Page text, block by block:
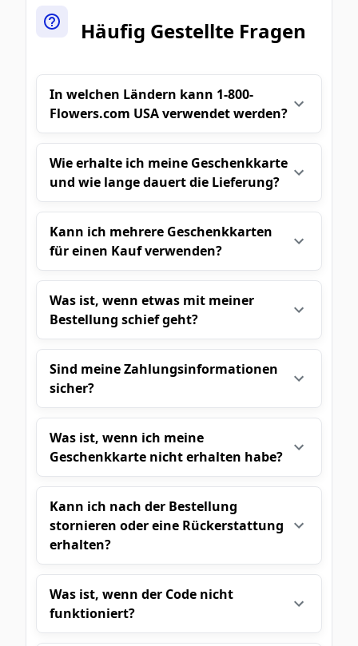
Häufig Gestellte Fragen
In welchen Ländern kann 1-800-
Flowers.com USA verwendet werden?
Wie erhalte ich meine Geschenkkarte
und wie lange dauert die Lieferung?
Kann ich mehrere Geschenkkarten
für einen Kauf verwenden?
Was ist, wenn etwas mit meiner
Bestellung schief geht?
Sind meine Zahlungsinformationen
sicher?
Was ist, wenn ich meine
Geschenkkarte nicht erhalten habe?
Kann ich nach der Bestellung
stornieren oder eine Rückerstattung
erhalten?
Was ist, wenn der Code nicht
funktioniert?